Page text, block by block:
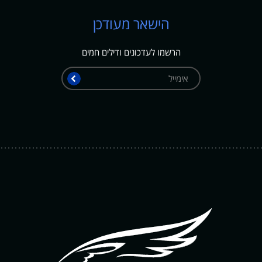
הישאר מעודכן
הרשמו לעדכונים ודילים חמים
שלח